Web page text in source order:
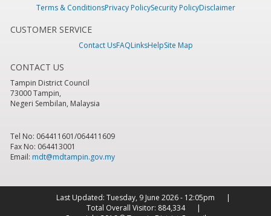
Terms & ConditionsPrivacy PolicySecurity PolicyDisclaimer
CUSTOMER SERVICE
Contact UsFAQLinksHelpSite Map
CONTACT US
Tampin District Council
73000 Tampin,
Negeri Sembilan, Malaysia
Tel No: 064411601/064411609
Fax No: 064413001
Email: mdt@mdtampin.gov.my
Last Updated: Tuesday, 9 June 2026 - 12:05pm
Total Overall Visitor: 884,334